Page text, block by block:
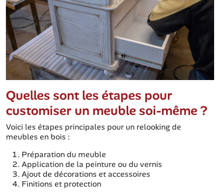
Quelles sont les étapes pour
customiser un meuble soi-même ?
Voici les étapes principales pour un relooking de
meubles en bois :
Préparation du meuble
Application de la peinture ou du vernis
Ajout de décorations et accessoires
Finitions et protection